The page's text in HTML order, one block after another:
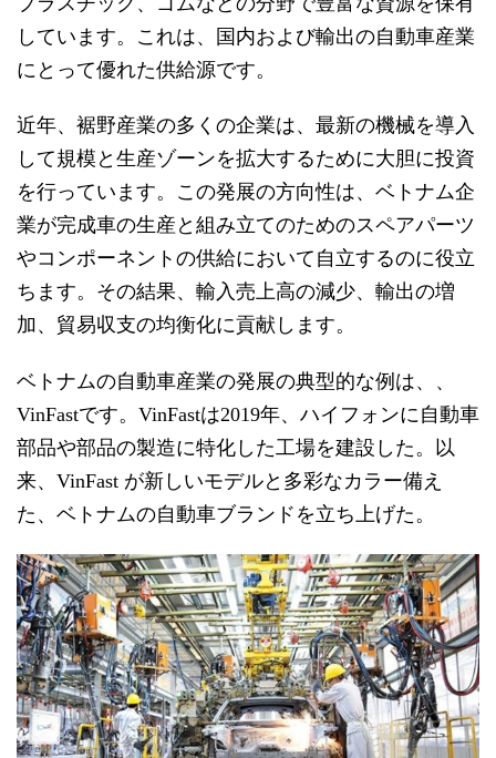
しています。これは、国内および輸出の自動車産業
にとって優れた供給源です。
近年、裾野産業の多くの企業は、最新の機械を導入
して規模と生産ゾーンを拡大するために大胆に投資
を行っています。この発展の方向性は、ベトナム企
業が完成車の生産と組み立てのためのスペアパーツ
やコンポーネントの供給において自立するのに役立
ちます。その結果、輸入売上高の減少、輸出の増
加、貿易収支の均衡化に貢献します。
ベトナムの自動車産業の発展の典型的な例は、、
VinFastです。VinFastは2019年、ハイフォンに自動車
部品や部品の製造に特化した工場を建設した。以
来、VinFast が新しいモデルと多彩なカラー備え
た、ベトナムの自動車ブランドを立ち上げた。